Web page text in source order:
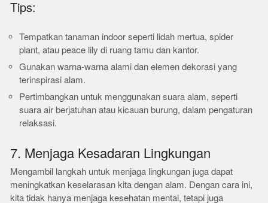
Tips:
Tempatkan tanaman indoor seperti lidah mertua, spider
plant, atau peace lily di ruang tamu dan kantor.
Gunakan warna-warna alami dan elemen dekorasi yang
terinspirasi alam.
Pertimbangkan untuk menggunakan suara alam, seperti
suara air berjatuhan atau kicauan burung, dalam pengaturan
relaksasi.
7. Menjaga Kesadaran Lingkungan
Mengambil langkah untuk menjaga lingkungan juga dapat
meningkatkan keselarasan kita dengan alam. Dengan cara ini,
kita tidak hanya menjaga kesehatan mental, tetapi juga